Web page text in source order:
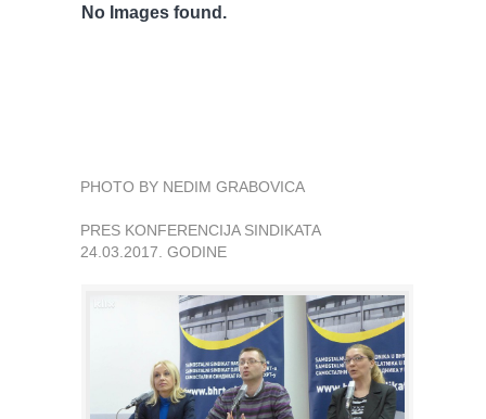
No Images found.
PHOTO BY NEDIM GRABOVICA
PRES KONFERENCIJA SINDIKATA
24.03.2017. GODINE